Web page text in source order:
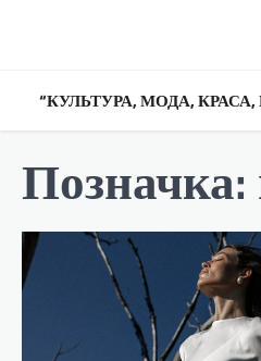
“КУЛЬТУРА, МОДА, КРАСА,
Позначка: